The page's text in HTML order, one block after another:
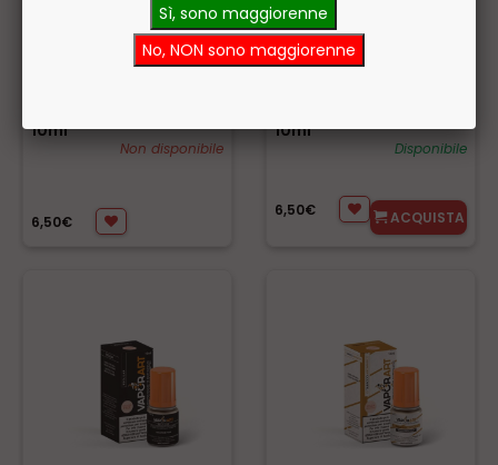
10ml
Non disponibile
6,50€
10ml
Disponibile
6,50€ ACQUISTA
Sì, sono maggiorenne
No, NON sono maggiorenne